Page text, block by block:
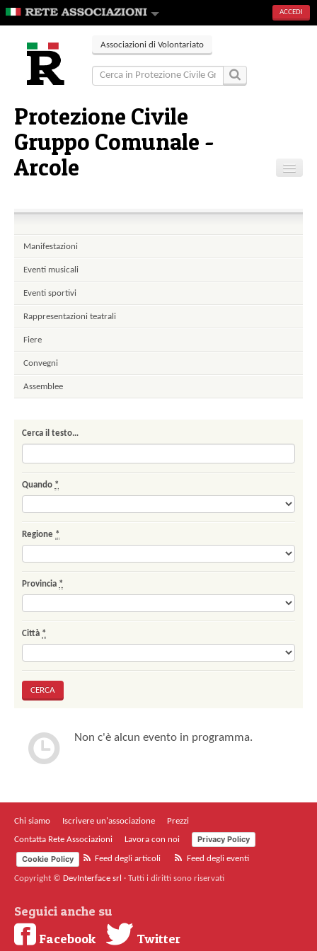
ACCEDI
Associazioni di Volontariato
Protezione Civile
Gruppo Comunale -
Arcole
Contatti
Manifestazioni
Eventi musicali
Eventi sportivi
Rappresentazioni teatrali
Fiere
Convegni
Assemblee
Cerca il testo…
Quando *
Regione *
Provincia *
Città *
Non c'è alcun evento in programma.
Chi siamo Iscrivere un'associazione
Prezzi
Contatta Rete Associazioni
Lavora con noi
Privacy Policy
Cookie Policy
Feed degli articoli Feed degli eventi
Copyright © DevInterface srl · Tutti i diritti sono riservati
Seguici anche su
Facebook
Twitter